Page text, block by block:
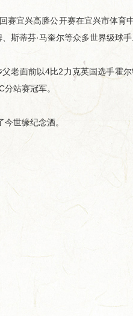
宜兴高塍公开赛在宜兴市体育
斯蒂芬·马奎尔等众多世界级球手
面前以4比2力克英国选手霍
站赛冠军。
世缘纪念酒。